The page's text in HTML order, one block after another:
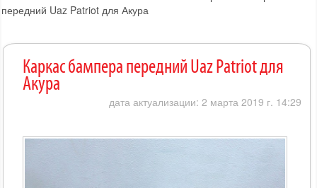
передний Uaz Patriot для Акура
Каркас бампера передний Uaz Patriot для
Акура
дата актуализации: 2 марта 2019 г. 14:29